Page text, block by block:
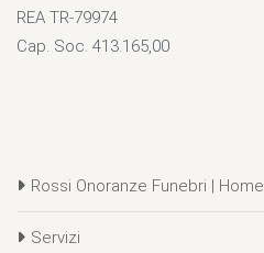
REA TR-79974
Cap. Soc. 413.165,00
Rossi Onoranze Funebri | Home
Servizi